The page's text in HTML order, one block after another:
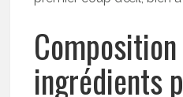
ingrédients